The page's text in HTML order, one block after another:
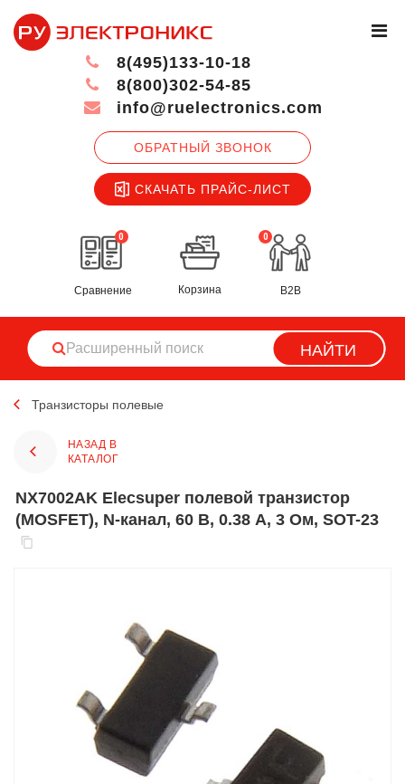
ОБРАТНЫЙ ЗВОНОК
СКАЧАТЬ ПРАЙС-ЛИСТ
8(495)133-10-18
8(800)302-54-85
info@ruelectronics.com
0
Сравнение
0
Корзина B2B
НАЙТИ
Транзисторы полевые
НАЗАД В
КАТАЛОГ
NX7002AK Elecsuper полевой транзистор
(MOSFET), N-канал, 60 В, 0.38 А, 3 Ом, SOT-23